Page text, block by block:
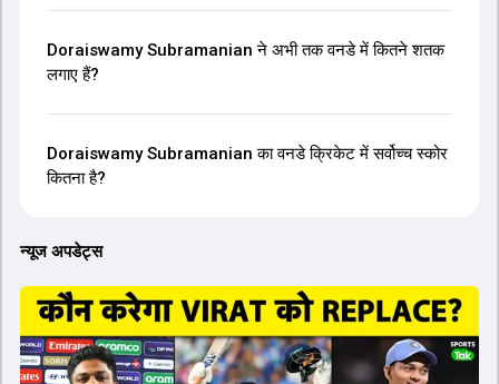
Doraiswamy Subramanian ने अभी तक वनडे में कितने शतक
लगाए हैं?
Doraiswamy Subramanian का वनडे क्रिकेट में सर्वोच्च स्कोर
कितना है?
न्यूज अपडेट्स